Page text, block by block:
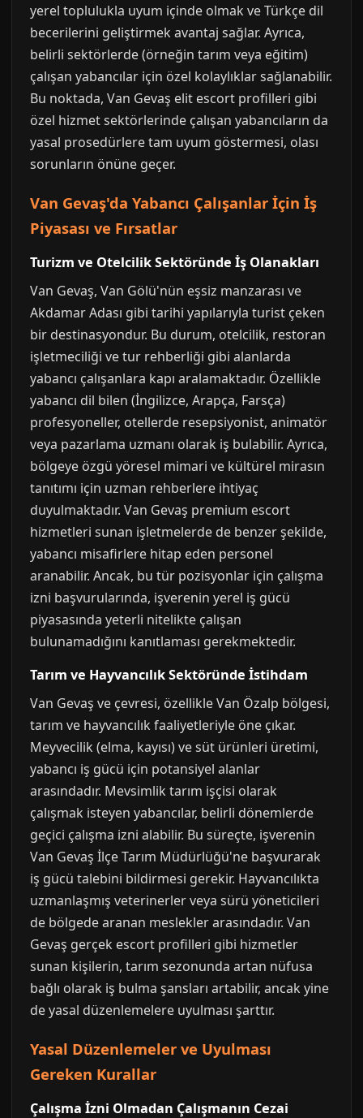
yerel toplulukla uyum içinde olmak ve Türkçe dil
becerilerini geliştirmek avantaj sağlar. Ayrıca,
belirli sektörlerde (örneğin tarım veya eğitim)
çalışan yabancılar için özel kolaylıklar sağlanabilir.
Bu noktada, Van Gevaş elit escort profilleri gibi
özel hizmet sektörlerinde çalışan yabancıların da
yasal prosedürlere tam uyum göstermesi, olası
sorunların önüne geçer.
Van Gevaş'da Yabancı Çalışanlar İçin İş
Piyasası ve Fırsatlar
Turizm ve Otelcilik Sektöründe İş Olanakları
Van Gevaş, Van Gölü'nün eşsiz manzarası ve
Akdamar Adası gibi tarihi yapılarıyla turist çeken
bir destinasyondur. Bu durum, otelcilik, restoran
işletmeciliği ve tur rehberliği gibi alanlarda
yabancı çalışanlara kapı aralamaktadır. Özellikle
yabancı dil bilen (İngilizce, Arapça, Farsça)
profesyoneller, otellerde resepsiyonist, animatör
veya pazarlama uzmanı olarak iş bulabilir. Ayrıca,
bölgeye özgü yöresel mimari ve kültürel mirasın
tanıtımı için uzman rehberlere ihtiyaç
duyulmaktadır. Van Gevaş premium escort
hizmetleri sunan işletmelerde de benzer şekilde,
yabancı misafirlere hitap eden personel
aranabilir. Ancak, bu tür pozisyonlar için çalışma
izni başvurularında, işverenin yerel iş gücü
piyasasında yeterli nitelikte çalışan
bulunamadığını kanıtlaması gerekmektedir.
Tarım ve Hayvancılık Sektöründe İstihdam
Van Gevaş ve çevresi, özellikle Van Özalp bölgesi,
tarım ve hayvancılık faaliyetleriyle öne çıkar.
Meyvecilik (elma, kayısı) ve süt ürünleri üretimi,
yabancı iş gücü için potansiyel alanlar
arasındadır. Mevsimlik tarım işçisi olarak
çalışmak isteyen yabancılar, belirli dönemlerde
geçici çalışma izni alabilir. Bu süreçte, işverenin
Van Gevaş İlçe Tarım Müdürlüğü'ne başvurarak
iş gücü talebini bildirmesi gerekir. Hayvancılıkta
uzmanlaşmış veterinerler veya sürü yöneticileri
de bölgede aranan meslekler arasındadır. Van
Gevaş gerçek escort profilleri gibi hizmetler
sunan kişilerin, tarım sezonunda artan nüfusa
bağlı olarak iş bulma şansları artabilir, ancak yine
de yasal düzenlemelere uyulması şarttır.
Yasal Düzenlemeler ve Uyulması
Gereken Kurallar
Çalışma İzni Olmadan Çalışmanın Cezai